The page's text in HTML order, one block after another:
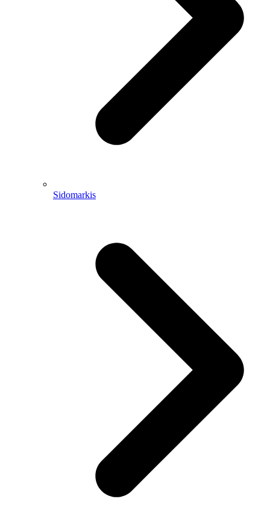
Sidomarkis